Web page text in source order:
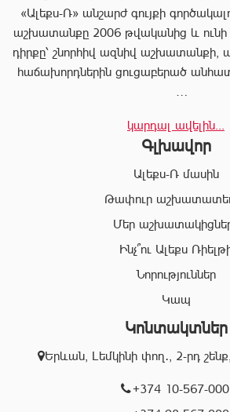
«Ալեքս-Ռ» անշարժ գույքի
աշխատանքը 2006 թվականից և ունի
դիրքը՝ շնորհիվ ազնիվ աշխատանքի,
հաճախորդներին ցուցաբերած
ամբողջական փաթեթ, որը թույլ է
արագ իրագործել ցանկացած
ոլորտում:
շնորհիվ՝ «Ալեքս-Ռ»
անձնակազմը Ձեզ կօգնի
գործարքներ՝ ապահովելով գործարքի
զերծ մնալ գործարքի ընթացքում
«Ալեքս-Ռ» ընկերության
աշխատակիցները կապահովեն Ձեր
օրինականությունը, փաստաթղթերի
ծագած ցանկացած խնդիրների
կարդալ ավելին...
Գլխավոր
Ալեքս-Ռ մասին
Թափուր
Մեր
Ինչ՞ու Ալեքս
Նորություններ
Կապ
Կոնտակտներ
Երևան, Լեմկինի փող․, 2-րդ
+374 10-567-000